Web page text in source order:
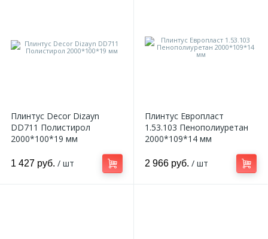
Плинтус Decor Dizayn
DD711 Полистирол
2000*100*19 мм
1 427 руб. / шт
Плинтус Европласт
1.53.103 Пенополиуретан
2000*109*14 мм
2 966 руб. / шт